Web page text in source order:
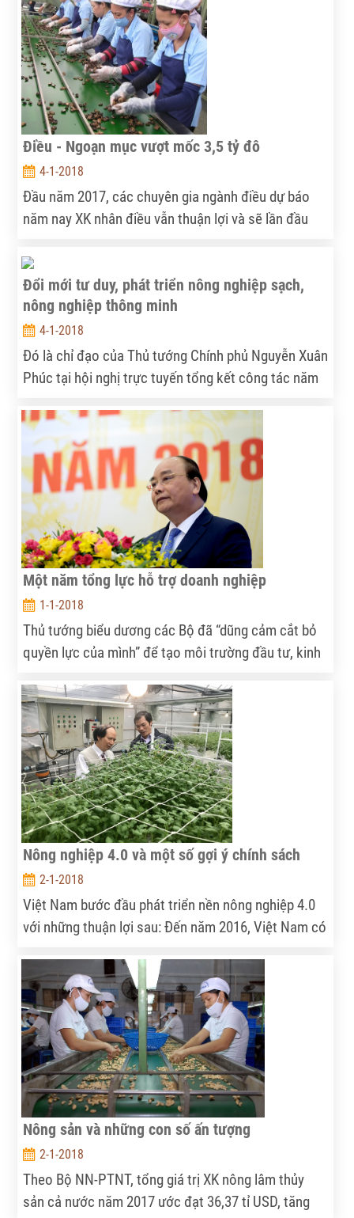
so với năm 2016 là vượt cao. Ngành nông nghiệp đã
đóng góp rất quan trọng vào tăng trưởng kinh tế
của đất nước. Bên cạnh đó, thông tin về xuất khẩu
tôm, về thị trường nông sản phục vụ Tết cũng khiến
nông dân thêm phấn khởi.
Điều - Ngoạn mục vượt mốc 3,5 tỷ đô
4-1-2018
Đầu năm 2017, các chuyên gia ngành điều dự báo
năm nay XK nhân điều vẫn thuận lợi và sẽ lần đầu
USD (tính cả các sản phẩm phụ từ điều).
Đổi mới tư duy, phát triển nông nghiệp sạch,
nông nghiệp thông minh
4-1-2018
Đó là chỉ đạo của Thủ tướng Chính phủ Nguyễn Xuân
Phúc tại hội nghị trực tuyến tổng kết công tác năm
sáng 4/1. Đầu cầu Hà Tĩnh, Phó Chủ tịch UBND tỉnh
Đặng Ngọc Sơn chủ trì hội nghị.
Một năm tổng lực hỗ trợ doanh nghiệp
1-1-2018
Thủ tướng biểu dương các Bộ đã “dũng cảm cắt bỏ
quyền lực của mình” để tạo môi trường đầu tư, kinh
này mà lại mọc ra thủ tục khác vì quyền lợi của vụ
mình, sở mình... là vấn đề nguy nan”.
Nông nghiệp 4.0 và một số gợi ý chính sách
2-1-2018
Việt Nam bước đầu phát triển nền nông nghiệp 4.0
với những thuận lợi sau: Đến năm 2016, Việt Nam có
nhất là công nghệ internet.
Nông sản và những con số ấn tượng
2-1-2018
Theo Bộ NN-PTNT, tổng giá trị XK nông lâm thủy
sản cả nước năm 2017 ước đạt 36,37 tỉ USD, tăng